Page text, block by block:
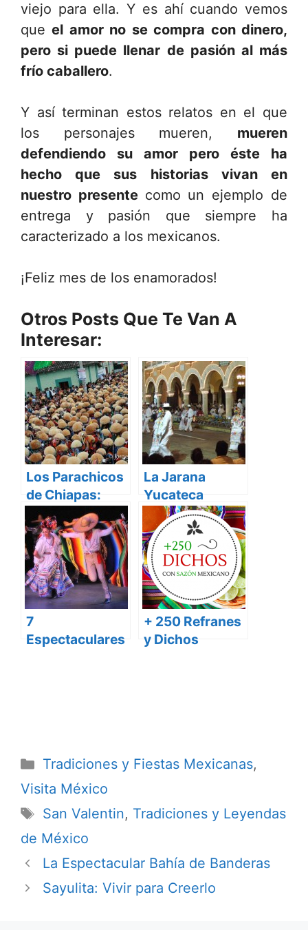
viejo para ella. Y es ahí cuando vemos
queel amor no se compra con dinero,
pero si puede llenar de pasión al más
frío caballero.
Y así terminan estos relatos en el que
los personajes mueren, mueren
defendiendo su amor pero éste ha
hecho que sus historias vivan en
nuestro presente como un ejemplo de
entrega y pasión que siempre ha
caracterizado a los mexicanos.
¡Feliz mes de los enamorados!
Otros Posts Que Te Van A
Interesar:
Los Parachicos
de Chiapas:
Orgullo de
Chiapa de
Corzo
La Jarana
Yucateca
¡Orgullo
regional!
7
Espectaculares
+ 250 Refranes
y Dichos
Categorías
Tradiciones y Fiestas Mexicanas,
Visita México
Etiquetas
San Valentin, Tradiciones y Leyendas
de México
La Espectacular Bahía de Banderas
Sayulita: Vivir para Creerlo